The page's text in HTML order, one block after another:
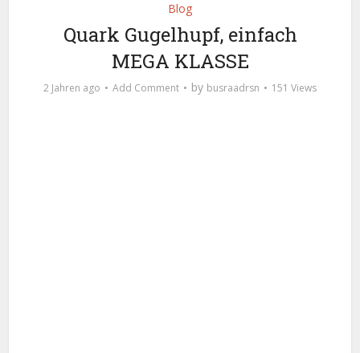
Blog
Quark Gugelhupf, einfach
MEGA KLASSE
2 Jahren ago Add Comment by busraadrsn 151 Views